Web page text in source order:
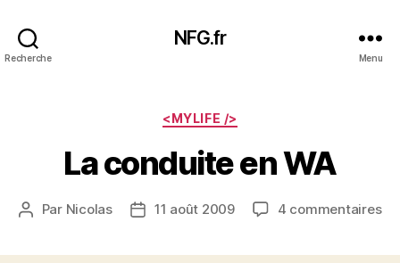
Recherche
NFG.fr
Menu
Catégories
<MYLIFE />
La conduite en WA
Auteur
Par Nicolas
Date11 août 2009 4 commentairessur